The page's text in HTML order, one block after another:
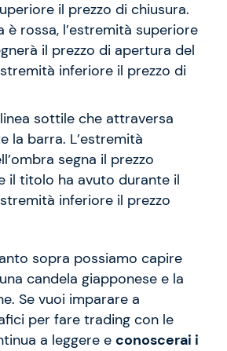
il prezzo di chiusura.
è rossa, l’estremità superiore
il prezzo di apertura del
inferiore il prezzo di
sottile che attraversa
la barra. L’estremità
segna il prezzo
il titolo ha avuto durante il
inferiore il prezzo
sopra possiamo capire
candela giapponese e la
Se vuoi imparare a
per fare trading con le
a leggere e conoscerai i